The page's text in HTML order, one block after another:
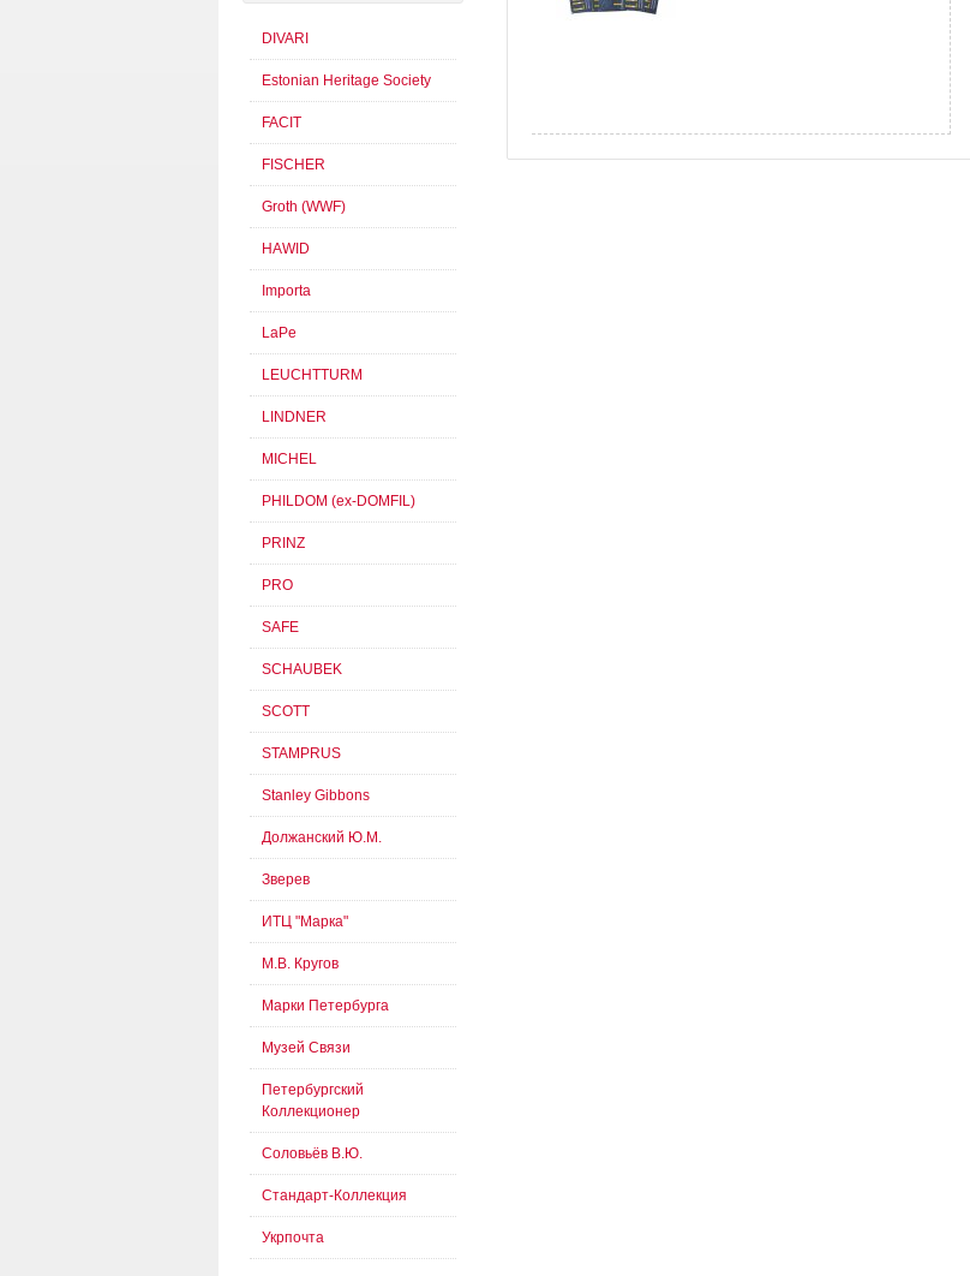
DIVARI
Estonian Heritage Society
FACIT
FISCHER
Groth (WWF)
HAWID
Importa
LaPe
LEUCHTTURM
LINDNER
MICHEL
PHILDOM (ex-DOMFIL)
PRINZ
PRO
SAFE
SCHAUBEK
SCOTT
STAMPRUS
Stanley Gibbons
Должанский Ю.М.
Зверев
ИТЦ "Марка"
М.В. Кругов
Марки Петербурга
Музей Связи
Петербургский
Коллекционер
Соловьёв В.Ю.
Стандарт-Коллекция
Укрпочта